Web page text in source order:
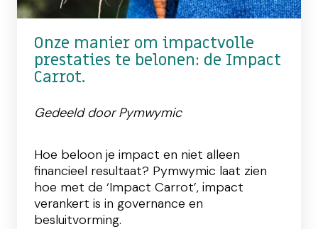
Onze manier om impactvolle
prestaties te belonen: de Impact
Carrot.
Gedeeld door Pymwymic
Hoe beloon je impact en niet alleen
financieel resultaat? Pymwymic laat zien
hoe met de ‘Impact Carrot’, impact
verankert is in governance en
besluitvorming.